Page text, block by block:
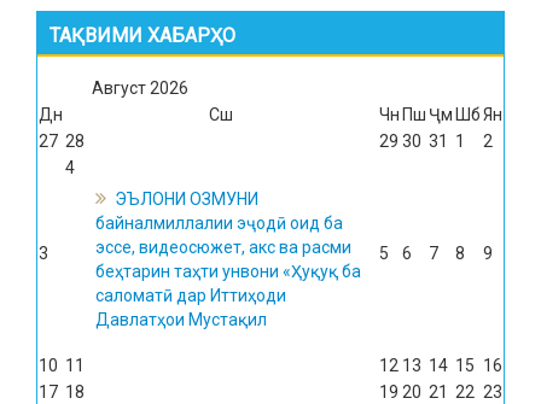
ТАҚВИМИ ХАБАРҲО
Август2026
Дн
Сш Чн Пш Ҷм ШбЯн
27 28 29 30 31 1 2
3
4
ЭЪЛОНИ ОЗМУНИ
байналмиллалии эҷодӣ оид ба
эссе, видеосюжет, акс ва расми
беҳтарин таҳти унвони «Ҳуқуқ ба
саломатӣ дар Иттиҳоди
Давлатҳои Мустақил
5 6 7 8 9
10 11 12 13 14 15 16
17 18 19 20 21 22 23